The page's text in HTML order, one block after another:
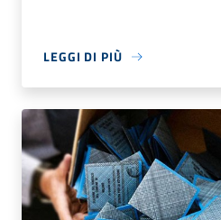
LEGGI DI PIÙ